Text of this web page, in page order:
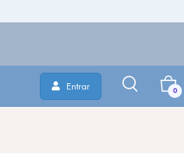
Entrar 0